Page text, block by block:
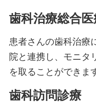
歯科治療総合
患者さんの歯科治療
院と連携し、モニタ
を取ることができま
歯科訪問診療